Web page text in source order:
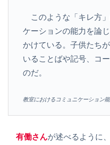
このような「キレ方
ケーションの能力を論
かけている。子供たち
いることばや記号、コ
のだ。
教室におけるコミュニケーション
有働さんが述べるように